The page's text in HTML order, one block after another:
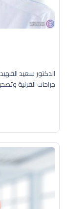
الدكتور سعيد
جراحات القرنية